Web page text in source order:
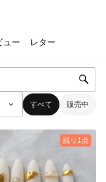
ュー レター
すべて 販売中
残り1点